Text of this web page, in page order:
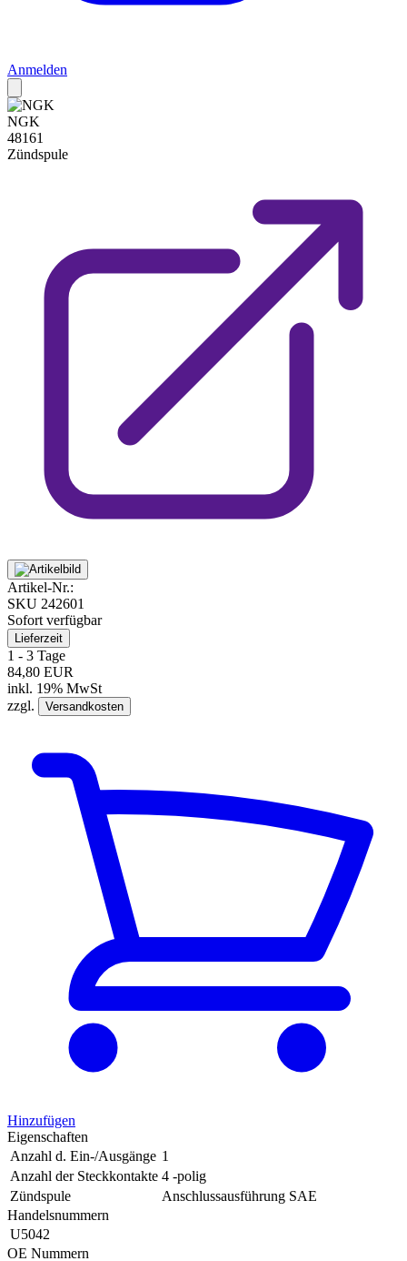
Anmelden
NGK
48161
Zündspule
Artikel-Nr.:
SKU 242601
Sofort verfügbar
Lieferzeit
1 - 3 Tage
84,80 EUR
inkl. 19% MwSt
zzgl.
Versandkosten
Hinzufügen
Eigenschaften
Anzahl d. Ein-/Ausgänge 1
Anzahl der Steckkontakte 4 -polig
Zündspule
Anschlussausführung SAE
Handelsnummern
U5042
OE Nummern